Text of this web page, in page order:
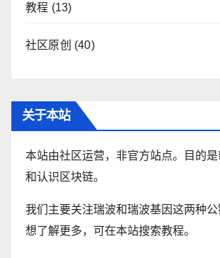
教程 (13)
社区原创 (40)
关于本站
本站由社区运营，非官方站点。目的
和认识区块链。
我们主要关注瑞波和瑞波基因这两种
想了解更多，可在本站搜索教程。